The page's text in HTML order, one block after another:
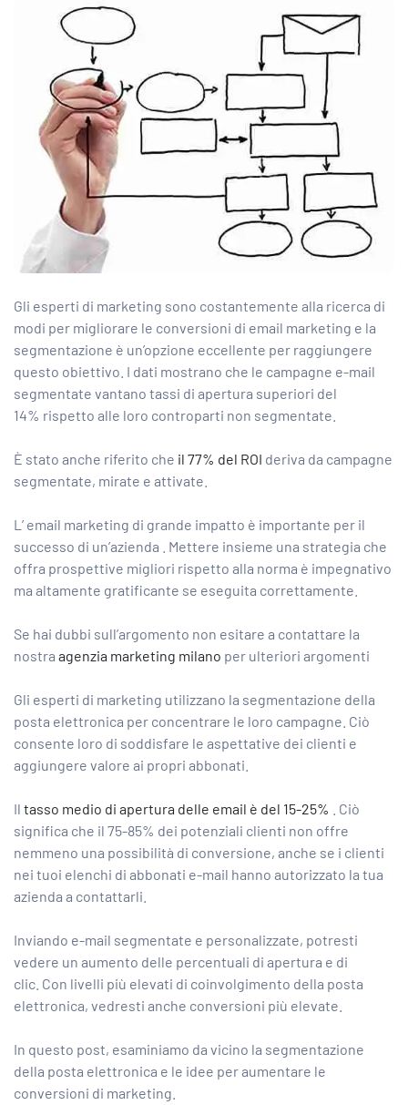
Gli esperti di marketing sono costantemente alla ricerca di
modi per migliorare le conversioni di email marketing e la
segmentazione è un’opzione eccellente per raggiungere
questo obiettivo. I dati mostrano che le campagne e-mail
segmentate vantano tassi di apertura superiori del
14% rispetto alle loro controparti non segmentate.
È stato anche riferito che il 77% del ROI deriva da campagne
segmentate, mirate e attivate.
L’ email marketing di grande impatto è importante per il
successo di un’azienda . Mettere insieme una strategia che
offra prospettive migliori rispetto alla norma è impegnativo
ma altamente gratificante se eseguita correttamente.
Se hai dubbi sull’argomento non esitare a contattare la
nostra agenzia marketing milano per ulteriori argomenti
Gli esperti di marketing utilizzano la segmentazione della
posta elettronica per concentrare le loro campagne. Ciò
consente loro di soddisfare le aspettative dei clienti e
aggiungere valore ai propri abbonati.
Il tasso medio di apertura delle email è del 15-25%
. Ciò
significa che il 75-85% dei potenziali clienti non offre
nemmeno una possibilità di conversione, anche se i clienti
nei tuoi elenchi di abbonati e-mail hanno autorizzato la tua
azienda a contattarli.
Inviando e-mail segmentate e personalizzate, potresti
vedere un aumento delle percentuali di apertura e di
clic. Con livelli più elevati di coinvolgimento della posta
elettronica, vedresti anche conversioni più elevate.
In questo post, esaminiamo da vicino la segmentazione
della posta elettronica e le idee per aumentare le
conversioni di marketing.